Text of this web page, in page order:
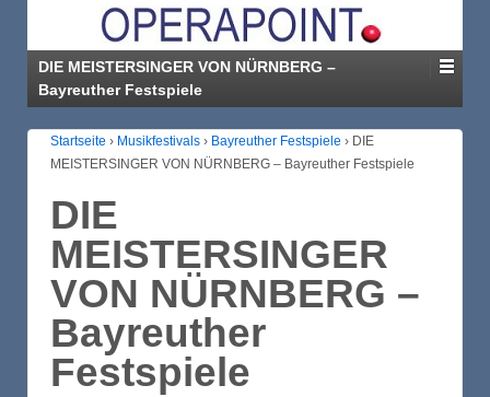
DIE MEISTERSINGER VON NÜRNBERG –
Bayreuther Festspiele
Startseite › Musikfestivals › Bayreuther Festspiele › DIE
MEISTERSINGER VON NÜRNBERG – Bayreuther Festspiele
DIE
MEISTERSINGER
VON NÜRNBERG –
Bayreuther
Festspiele